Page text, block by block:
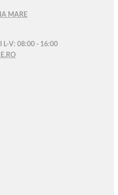
MARE
L-V: 08:00 - 16:00